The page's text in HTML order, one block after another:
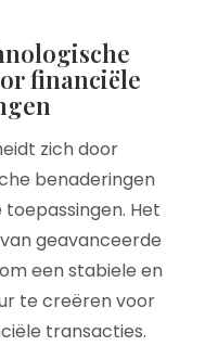
financiële
zich door
benaderingen
Het
geavanceerde
een stabiele en
te creëren voor
transacties.